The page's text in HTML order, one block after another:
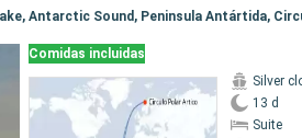
Comidas incluidas
13 d
Suite